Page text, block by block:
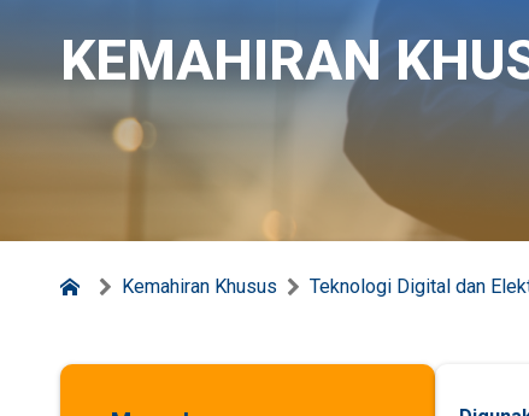
KEMAHIRAN
Kemahiran Khusus Teknologi Digital dan